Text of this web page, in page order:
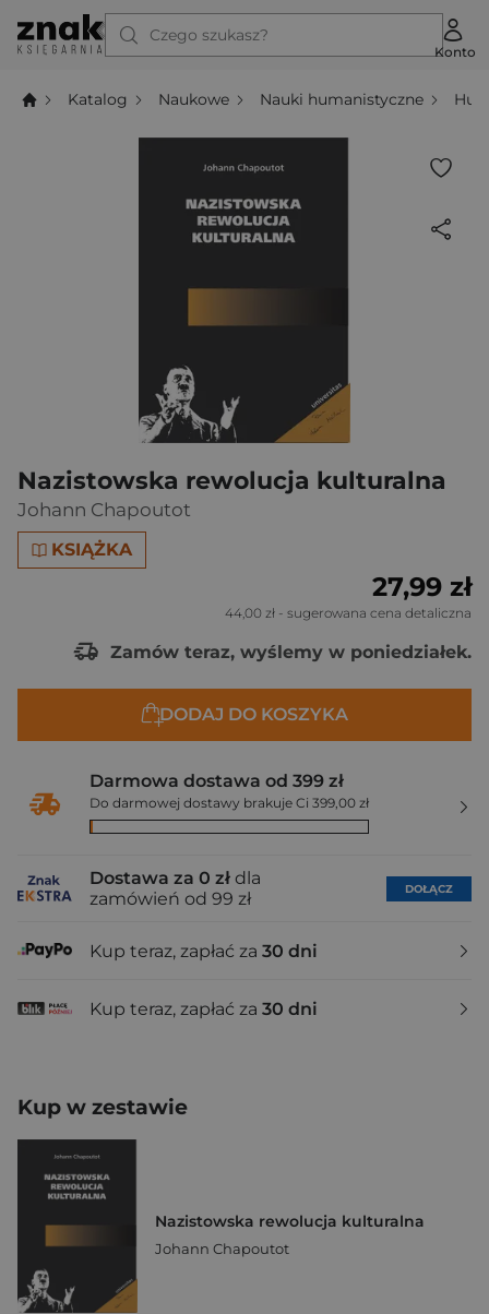
Czego szukasz?
Konto
Katalog Naukowe Nauki humanistyczne
Nazistowska rewolucja kulturalna
Johann Chapoutot
KSIĄŻKA
27,99 zł
44,00 zł - sugerowana cena detaliczna
Zamów teraz, wyślemy w poniedziałek.
DODAJ DO KOSZYKA
Darmowa dostawa od 399 zł
Do darmowej dostawy brakuje Ci 399,00 zł
Dostawa za 0 zł dla
zamówień od 99 zł
DOŁĄCZ
Kup teraz, zapłać za 30 dni
Kup teraz, zapłać za 30 dni
Kup w zestawie
Nazistowska rewolucja kulturalna
Johann Chapoutot